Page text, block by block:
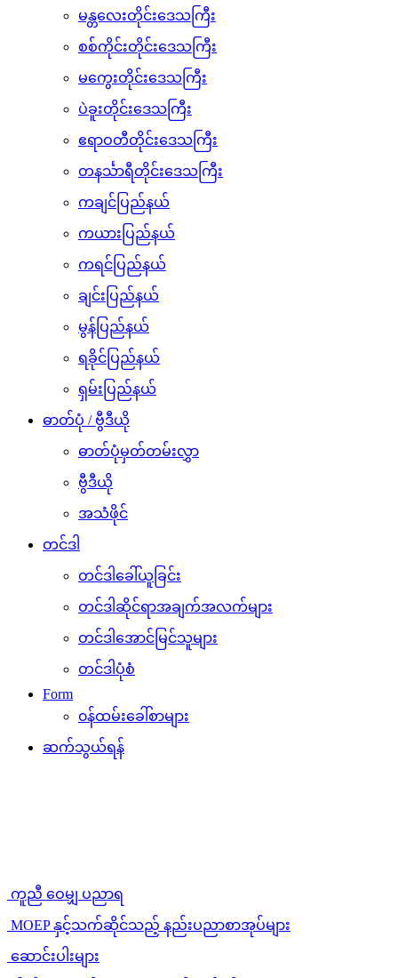
မန္တလေးတိုင်းဒေသကြီး
စစ်ကိုင်းတိုင်းဒေသကြီး
မကွေးတိုင်းဒေသကြီး
ပဲခူးတိုင်းဒေသကြီး
ဧရာဝတီတိုင်းဒေသကြီး
တနင်္သာရီတိုင်းဒေသကြီး
ကချင်ပြည်နယ်
ကယားပြည်နယ်
ကရင်ပြည်နယ်
ချင်းပြည်နယ်
မွန်ပြည်နယ်
ရခိုင်ပြည်နယ်
ရှမ်းပြည်နယ်
ဓာတ်ပုံ / ဗွီဒီယို
ဓာတ်ပုံမှတ်တမ်းလွှာ
ဗွီဒီယို
အသံဖိုင်
တင်ဒါ
တင်ဒါခေါ်ယူခြင်း
တင်ဒါဆိုင်ရာအချက်အလက်များ
တင်ဒါအောင်မြင်သူများ
တင်ဒါပုံစံ
Form
၀န်ထမ်းခေါ်စာများ
ဆက်သွယ်ရန်
ကူညီ ဝေမျှ ပညာရ
MOEP နှင့်သက်ဆိုင်သည့် နည်းပညာစာအုပ်များ
ဆောင်းပါးများ